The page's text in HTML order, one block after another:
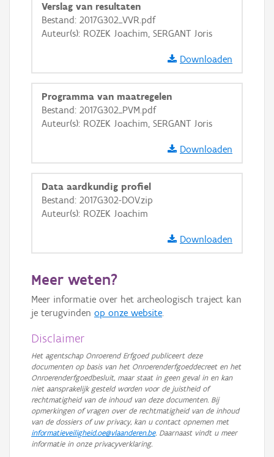
+ −
Basis Lagen
Ortho
GRB-Basiskaart
GRB-Basiskaart in grijswaarden
Verslag van resultaten
Bestand: 2017G302_VVR.pdf
Auteur(s): ROZEK Joachim, SERGANT Joris
Downloaden
Programma van maatregelen
Bestand: 2017G302_PVM.pdf
Auteur(s): ROZEK Joachim, SERGANT Joris
Downloaden
Data aardkundig profiel
Bestand: 2017G302-DOV.zip
Auteur(s): ROZEK Joachim
Downloaden
Meer weten?
Meer informatie over het archeologisch traject kan
je terugvinden op onze website.
Disclaimer
Het agentschap Onroerend Erfgoed publiceert deze
documenten op basis van het Onroerenderfgoeddecreet en het
Onroerenderfgoedbesluit, maar staat in geen geval in en kan
niet aansprakelijk gesteld worden voor de juistheid of
rechtmatigheid van de inhoud van deze documenten. Bij
opmerkingen of vragen over de rechtmatigheid van de inhoud
van de dossiers of uw privacy, kan u contact opnemen met
informatieveiligheid.oe@vlaanderen.be. Daarnaast vindt u meer
informatie in onze privacyverklaring.